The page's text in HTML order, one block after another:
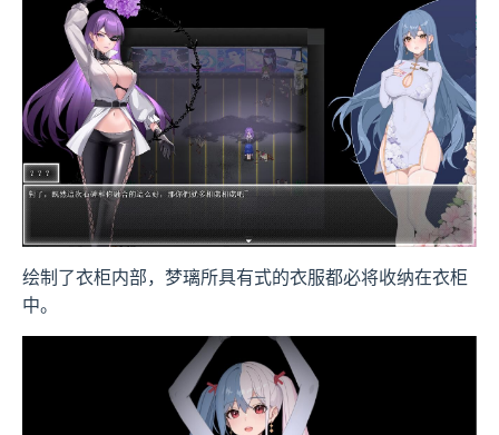
绘制了衣柜内部，梦璃所具有式的衣服都必将收纳在衣柜
中。